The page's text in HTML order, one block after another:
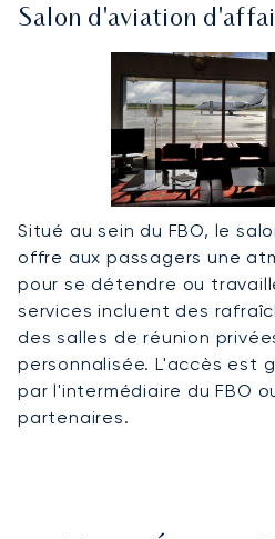
Salon d'aviation
Situé au sein du FBO, le
offre aux passagers une
pour se détendre ou
services incluent des
des salles de réunion
personnalisée. L'accès est
par l'intermédiaire du FBO
partenaires.